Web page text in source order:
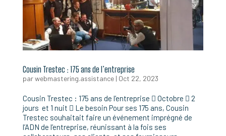
Cousin Trestec : 175 ans de l’entreprise
parwebmastering.assistance| Oct 22, 2023
Cousin Trestec : 175 ans de l’entreprise  Octobre  2
jours et 1 nuit  Le besoin Pour ses 175 ans, Cousin
Trestec souhaitait faire un événement imprégné de
l’ADN de l’entreprise, réunissant à la fois ses